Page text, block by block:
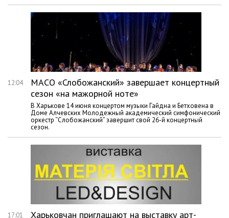
12:04
МАСО «Слобожанский» завершает концертный
сезон «на мажорной ноте»
В Харькове 14 июня концертом музыки Гайдна и Бетховена в
Доме Алчевских Молодежный академический симфонический
оркестр “Слобожанский” завершит свой 26-й концертный
сезон.
17:01
Харьковчан приглашают на выставку арт-